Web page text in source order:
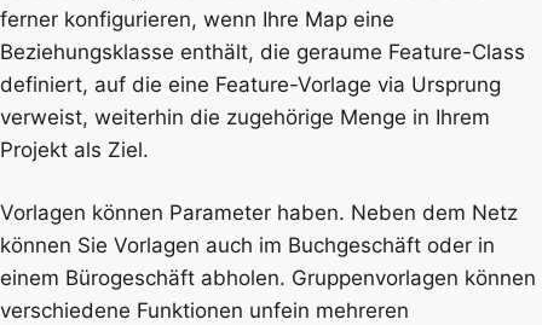
ferner konfigurieren, wenn Ihre Map eine
Beziehungsklasse enthält, die geraume Feature-Class
definiert, auf die eine Feature-Vorlage via Ursprung
verweist, weiterhin die zugehörige Menge in Ihrem
Projekt als Ziel.
Vorlagen können Parameter haben. Neben dem Netz
können Sie Vorlagen auch im Buchgeschäft oder in
einem Bürogeschäft abholen. Gruppenvorlagen können
verschiedene Funktionen unfein mehreren